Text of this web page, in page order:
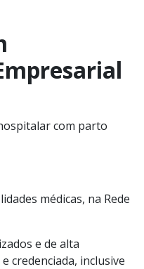
com parto
médicas, na Rede
e de alta
credenciada, inclusive